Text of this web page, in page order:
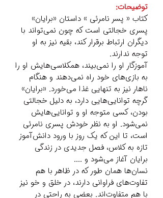
توضیحات:
کتاب « پسر نامرئی » داستان «برایان»
پسری خجالتی است که چون نمی‌تواند با
دیگران ارتباط برقرار کند، بقیه نیز به او
توجه ندارند.
آموزگار او را نمی‌بیند، همکلاسی‌هایش او را
به بازی‌های خود راه نمی‌دهند و هنگام
ناهار نیز به تنهایی غذا می‌خورد. «برایان»
گرچه توانایی‌هایی دارد، به دلیل خجالتی
بودن، کسی متوجه او و توانایی‌هایش
نمی‌شود. او به نظر خودش پسری نامرئی
است، تا این که یک روز با ورود دانش‌آموز
تازه به کلاس، فصل جدیدی در زندگی
برایان آغاز می‌شود و ....
نسان‌ها همان طور که در ظاهر با هم
تفاوت‌های فراوانی دارند، در خلق و خو نیز
با هم متفاوت‌اند. بعضی به راحتی در